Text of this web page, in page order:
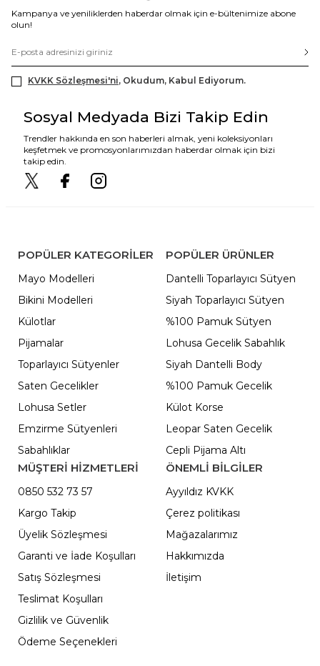
Kampanya ve yeniliklerden haberdar olmak için e-bültenimize abone
olun!
KVKK Sözleşmesi'ni, Okudum, Kabul Ediyorum.
Sosyal Medyada Bizi Takip Edin
Trendler hakkında en son haberleri almak, yeni koleksiyonları
keşfetmek ve promosyonlarımızdan haberdar olmak için bizi
takip edin.
POPÜLER KATEGORILER
Mayo Modelleri
Bikini Modelleri
Külotlar
Pijamalar
Toparlayıcı Sütyenler
Saten Gecelikler
Lohusa Setler
Emzirme Sütyenleri
Sabahlıklar
POPÜLER ÜRÜNLER
Dantelli Toparlayıcı Sütyen
Siyah Toparlayıcı Sütyen
%100 Pamuk Sütyen
Lohusa Gecelik Sabahlık
Siyah Dantelli Body
%100 Pamuk Gecelik
Külot Korse
Leopar Saten Gecelik
Cepli Pijama Altı
MÜŞTERİ HİZMETLERİ
0850 532 73 57
Kargo Takip
Üyelik Sözleşmesi
Garanti ve İade Koşulları
Satış Sözleşmesi
Teslimat Koşulları
Gizlilik ve Güvenlik
Ödeme Seçenekleri
ÖNEMLI BILGILER
Ayyıldız KVKK
Çerez politikası
Mağazalarımız
Hakkımızda
İletişim